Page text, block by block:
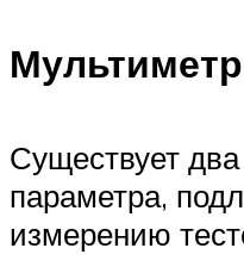
Существует
параметра,
измерению